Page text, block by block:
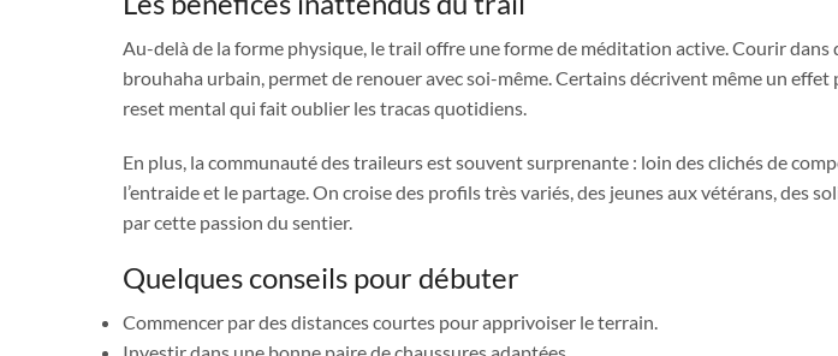
Au-delà de la forme physique, le trail offre une forme de méditation active. Courir dans
brouhaha urbain, permet de renouer avec soi-même. Certains décrivent même un
reset mental qui fait oublier les tracas quotidiens.
En plus, la communauté des traileurs est souvent surprenante : loin des clichés de
l’entraide et le partage. On croise des profils très variés, des jeunes aux vétérans, des
par cette passion du sentier.
Quelques conseils pour débuter
Commencer par des distances courtes pour apprivoiser le terrain.